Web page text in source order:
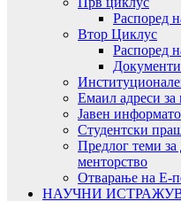
Распоред
Втор Циклус
Распоред
Емаил адреси за
Јавен
Студентски
Предлог теми за
менторство
Отварање на Е-
НАУЧНИ